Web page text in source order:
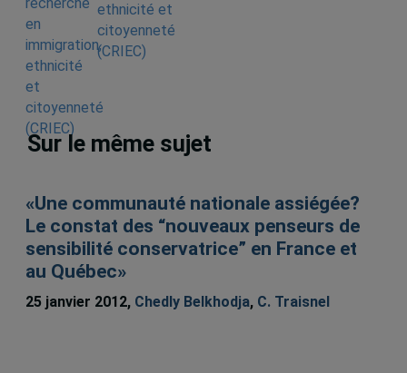
ethnicité et
citoyenneté
(CRIEC)
Sur le même sujet
«Une communauté nationale assiégée?
Le constat des “nouveaux penseurs de
sensibilité conservatrice” en France et
au Québec»
25 janvier 2012, Chedly Belkhodja, C. Traisnel